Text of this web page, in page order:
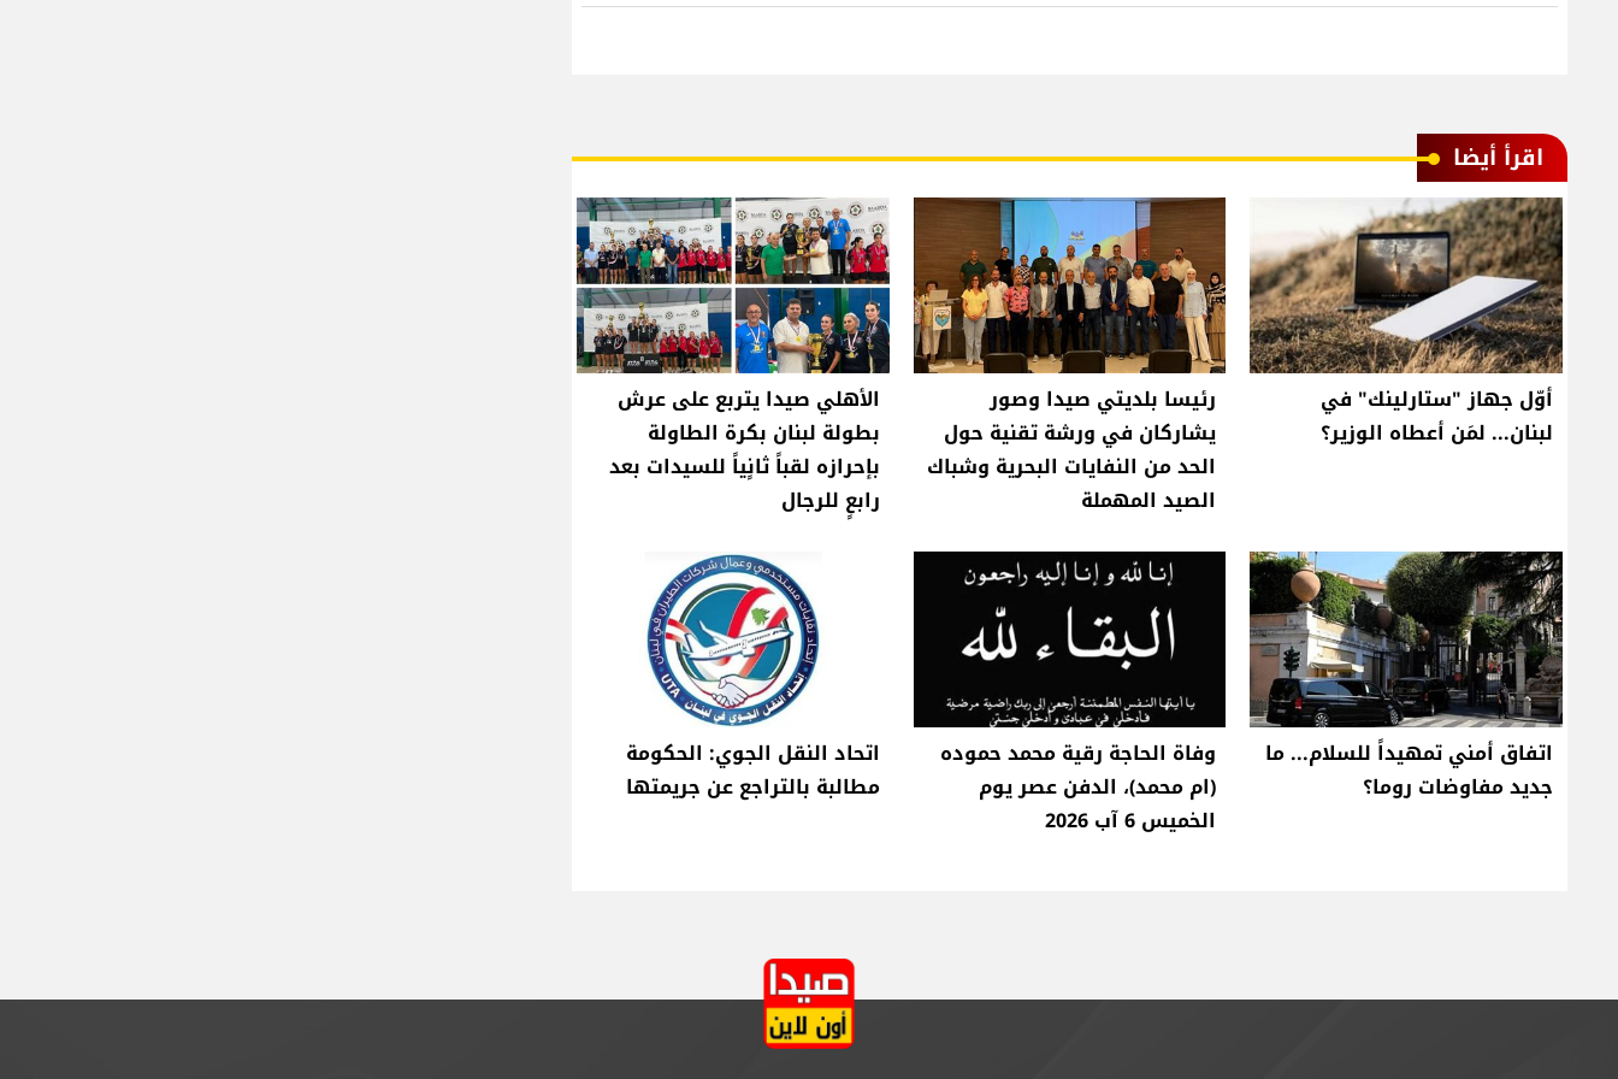
اقرأ أيضا
أوّل جهاز "ستارلينك" في
لبنان... لمَن أعطاه الوزير؟
رئيسا بلديتي صيدا وصور
يشاركان في ورشة تقنية حول
الحد من النفايات البحرية وشباك
الصيد المهملة
الأهلي صيدا يتربع على عرش
بطولة لبنان بكرة الطاولة
بإحرازه لقباً ثانٍياً للسيدات بعد
رابعٍ للرجال
اتفاق أمني تمهيداً للسلام... ما
جديد مفاوضات روما؟
وفاة الحاجة رقية محمد حموده
(ام محمد)، الدفن عصر يوم
الخميس 6 آب 2026
اتحاد النقل الجوي: الحكومة
مطالبة بالتراجع عن جريمتها